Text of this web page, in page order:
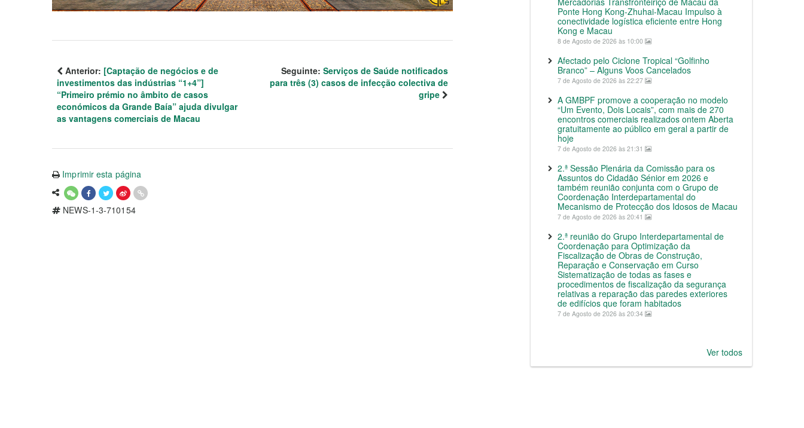
Anterior: [Captação de negócios e de
investimentos das indústrias “1+4”]
“Primeiro prémio no âmbito de casos
económicos da Grande Baía” ajuda divulgar
as vantagens comerciais de Macau
Seguinte: Serviços de Saúde notificados
para três (3) casos de infecção colectiva de
gripe
Imprimir esta página
NEWS-1-3-710154
Ponte Hong Kong-Zhuhai-Macau Impulso à
conectividade logística eficiente entre Hong
Kong e Macau
8 de Agosto de 2026 às 10:00
Afectado pelo Ciclone Tropical “Golfinho
Branco” – Alguns Voos Cancelados
7 de Agosto de 2026 às 22:27
A GMBPF promove a cooperação no modelo
“Um Evento, Dois Locais”, com mais de 270
encontros comerciais realizados ontem Aberta
gratuitamente ao público em geral a partir de
hoje
7 de Agosto de 2026 às 21:31
2.ª Sessão Plenária da Comissão para os
Assuntos do Cidadão Sénior em 2026 e
também reunião conjunta com o Grupo de
Coordenação Interdepartamental do
Mecanismo de Protecção dos Idosos de Macau
7 de Agosto de 2026 às 20:41
2.ª reunião do Grupo Interdepartamental de
Coordenação para Optimização da
Fiscalização de Obras de Construção,
Reparação e Conservação em Curso
Sistematização de todas as fases e
procedimentos de fiscalização da segurança
relativas a reparação das paredes exteriores
de edifícios que foram habitados
7 de Agosto de 2026 às 20:34
Ver todos